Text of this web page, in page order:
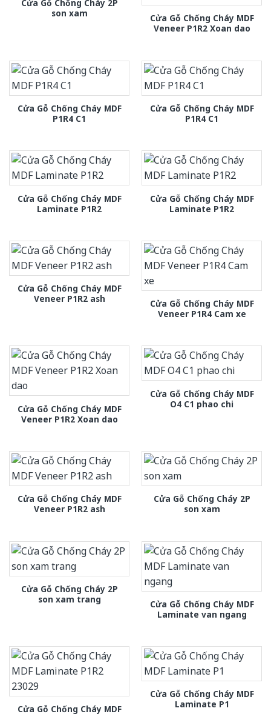
Cửa Gỗ Chống Cháy 2P
son xam
Cửa Gỗ Chống Cháy MDF
Veneer P1R2 Xoan dao
Cửa Gỗ Chống Cháy MDF
P1R4 C1
Cửa Gỗ Chống Cháy MDF
P1R4 C1
Cửa Gỗ Chống Cháy MDF
Laminate P1R2
Cửa Gỗ Chống Cháy MDF
Laminate P1R2
Cửa Gỗ Chống Cháy MDF
Veneer P1R2 ash
Cửa Gỗ Chống Cháy MDF
Veneer P1R4 Cam xe
Cửa Gỗ Chống Cháy MDF
Veneer P1R2 Xoan dao
Cửa Gỗ Chống Cháy MDF
O4 C1 phao chi
Cửa Gỗ Chống Cháy MDF
Veneer P1R2 ash
Cửa Gỗ Chống Cháy 2P
son xam
Cửa Gỗ Chống Cháy 2P
son xam trang
Cửa Gỗ Chống Cháy MDF
Laminate van ngang
Cửa Gỗ Chống Cháy MDF
Cửa Gỗ Chống Cháy MDF
Laminate P1